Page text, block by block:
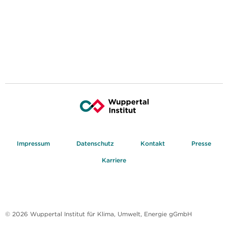
Impressum Datenschutz Kontakt Presse
Karriere
© 2026 Wuppertal Institut für Klima, Umwelt, Energie gGmbH